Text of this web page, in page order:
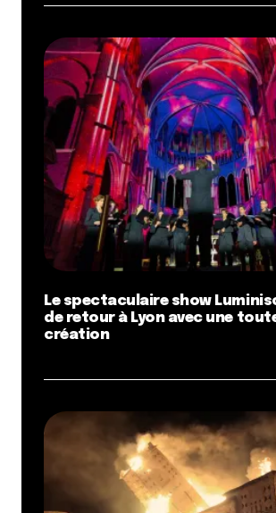
Le spectaculaire show
de retour à Lyon avec une
création